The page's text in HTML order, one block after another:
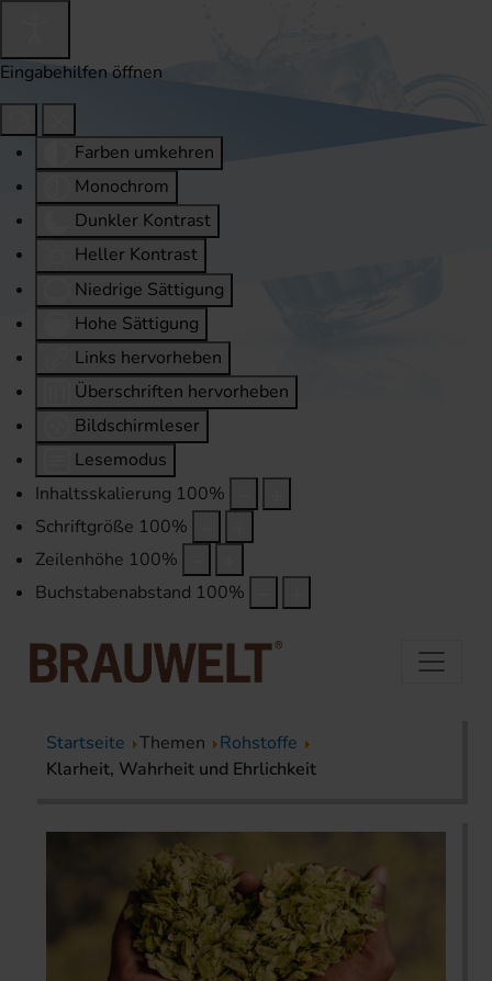
Eingabehilfen öffnen
Farben umkehren
Monochrom
Dunkler Kontrast
Heller Kontrast
Niedrige Sättigung
Hohe Sättigung
Links hervorheben
Überschriften hervorheben
Bildschirmleser
Lesemodus
Inhaltsskalierung 100%
Schriftgröße 100%
Zeilenhöhe 100%
Buchstabenabstand 100%
Startseite Themen
Rohstoffe
Klarheit, Wahrheit und Ehrlichkeit